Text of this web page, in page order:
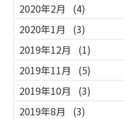
2020年2月
(4)
2020年1月
(3)
2019年12月
(1)
2019年11月
(5)
2019年10月
(3)
2019年8月
(3)